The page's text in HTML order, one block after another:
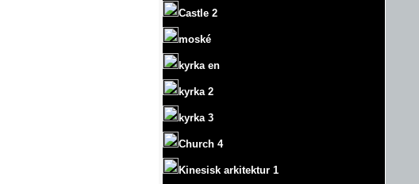
Castle 2
moské
kyrka en
kyrka 2
kyrka 3
Church 4
Kinesisk arkitektur 1